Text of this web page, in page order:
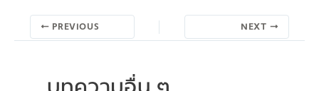
PREVIOUS NEXT